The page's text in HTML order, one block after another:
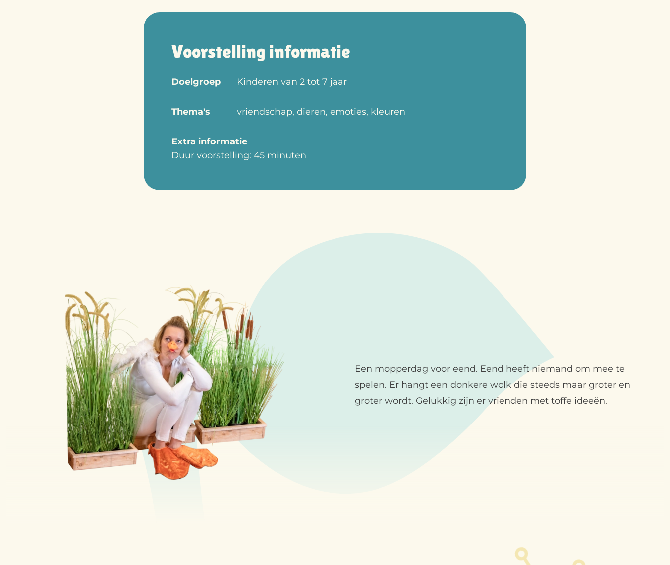
Voorstelling informatie
Doelgroep Kinderen van 2 tot 7 jaar
Thema's vriendschap, dieren, emoties, kleuren
Extra informatie
Duur voorstelling: 45 minuten
Een mopperdag voor eend. Eend heeft niemand om mee te
spelen. Er hangt een donkere wolk die steeds maar groter en
groter wordt. Gelukkig zijn er vrienden met toffe ideeën.